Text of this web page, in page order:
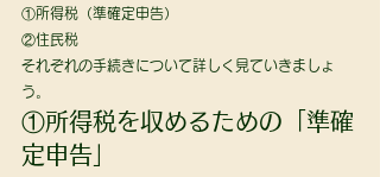
①所得税（準確定申告）
②住民税
それぞれの手続きについて詳しく見ていきましょ
う。
①所得税を収めるための「準確
定申告」